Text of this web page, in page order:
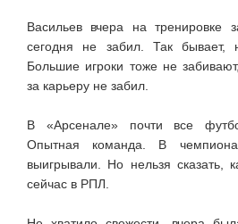
Васильев вчера на тренировке
сегодня не забил. Так бывает,
Большие игроки тоже не
за карьеру не забил.
В «Арсенале» почти все
Опытная команда. В
выигрывали. Но нельзя сказать,
сейчас в РПЛ.